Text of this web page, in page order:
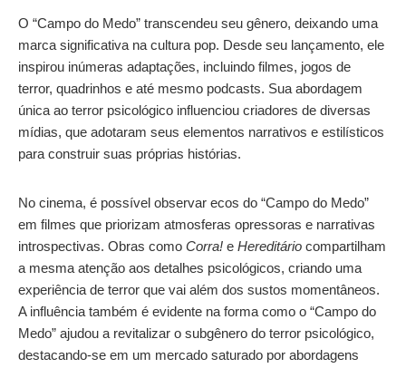
O “Campo do Medo” transcendeu seu gênero, deixando uma
marca significativa na cultura pop. Desde seu lançamento, ele
inspirou inúmeras adaptações, incluindo filmes, jogos de
terror, quadrinhos e até mesmo podcasts. Sua abordagem
única ao terror psicológico influenciou criadores de diversas
mídias, que adotaram seus elementos narrativos e estilísticos
para construir suas próprias histórias.
No cinema, é possível observar ecos do “Campo do Medo”
em filmes que priorizam atmosferas opressoras e narrativas
introspectivas. Obras como Corra! e Hereditário compartilham
a mesma atenção aos detalhes psicológicos, criando uma
experiência de terror que vai além dos sustos momentâneos.
A influência também é evidente na forma como o “Campo do
Medo” ajudou a revitalizar o subgênero do terror psicológico,
destacando-se em um mercado saturado por abordagens